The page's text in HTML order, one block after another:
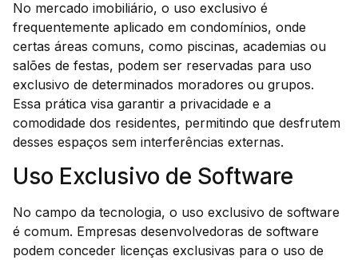
No mercado imobiliário, o uso exclusivo é
frequentemente aplicado em condomínios, onde
certas áreas comuns, como piscinas, academias ou
salões de festas, podem ser reservadas para uso
exclusivo de determinados moradores ou grupos.
Essa prática visa garantir a privacidade e a
comodidade dos residentes, permitindo que desfrutem
desses espaços sem interferências externas.
Uso Exclusivo de Software
No campo da tecnologia, o uso exclusivo de software
é comum. Empresas desenvolvedoras de software
podem conceder licenças exclusivas para o uso de